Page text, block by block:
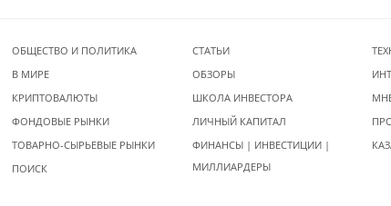
ОБЩЕСТВО И ПОЛИТИКА
В МИРЕ
КРИПТОВАЛЮТЫ
ФОНДОВЫЕ РЫНКИ
ТОВАРНО-СЫРЬЕВЫЕ РЫНКИ
ПОИСК
СТАТЬИ
ОБЗОРЫ
ШКОЛА ИНВЕСТОРА
ЛИЧНЫЙ КАПИТАЛ
ФИНАНСЫ | ИНВЕСТИЦИИ |
МИЛЛИАРДЕРЫ